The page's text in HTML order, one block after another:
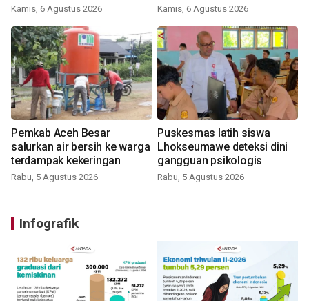
Kamis, 6 Agustus 2026 Kamis, 6 Agustus 2026
Pemkab Aceh Besar
salurkan air bersih ke warga
terdampak kekeringan
Rabu, 5 Agustus 2026
Puskesmas latih siswa
Lhokseumawe deteksi dini
gangguan psikologis
Rabu, 5 Agustus 2026
Infografik